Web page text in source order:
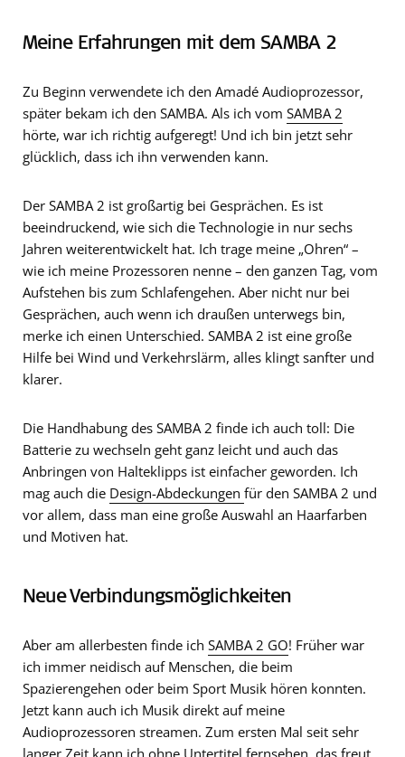
Meine Erfahrungen mit dem SAMBA 2
Zu Beginn verwendete ich den Amadé Audioprozessor,
später bekam ich den SAMBA. Als ich vom SAMBA 2
hörte, war ich richtig aufgeregt! Und ich bin jetzt sehr
glücklich, dass ich ihn verwenden kann.
Der SAMBA 2 ist großartig bei Gesprächen. Es ist
beeindruckend, wie sich die Technologie in nur sechs
Jahren weiterentwickelt hat. Ich trage meine „Ohren“ –
wie ich meine Prozessoren nenne – den ganzen Tag, vom
Aufstehen bis zum Schlafengehen. Aber nicht nur bei
Gesprächen, auch wenn ich draußen unterwegs bin,
merke ich einen Unterschied. SAMBA 2 ist eine große
Hilfe bei Wind und Verkehrslärm, alles klingt sanfter und
klarer.
Die Handhabung des SAMBA 2 finde ich auch toll: Die
Batterie zu wechseln geht ganz leicht und auch das
Anbringen von Halteklipps ist einfacher geworden. Ich
mag auch die Design-Abdeckungen für den SAMBA 2 und
vor allem, dass man eine große Auswahl an Haarfarben
und Motiven hat.
Neue Verbindungsmöglichkeiten
Aber am allerbesten finde ich SAMBA 2 GO! Früher war
ich immer neidisch auf Menschen, die beim
Spazierengehen oder beim Sport Musik hören konnten.
Jetzt kann auch ich Musik direkt auf meine
Audioprozessoren streamen. Zum ersten Mal seit sehr
langer Zeit kann ich ohne Untertitel fernsehen, das freut